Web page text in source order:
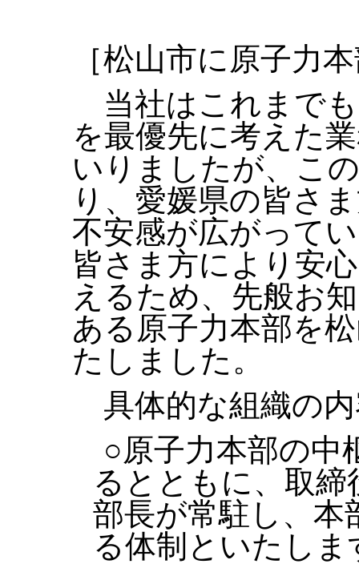
［松山市に原子力
当社はこれまで
を最優先に考えた
いりましたが、こ
り、愛媛県の皆さ
不安感が広がって
皆さま方により安
えるため、先般お
ある原子力本部を
たしました。
具体的な組織の
○原子力本部の中
るとともに、取
部長が常駐し、本
る体制といたしま